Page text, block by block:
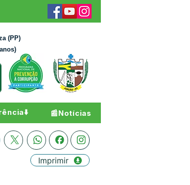
(PP)
📰Notícias
Imprimir